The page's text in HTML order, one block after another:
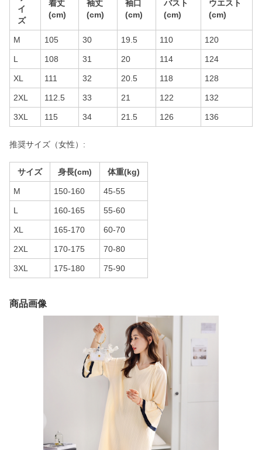
イ
ズ
着丈
(cm)
袖丈
(cm)
袖口
(cm)
バスト
(cm)
ウエスト
(cm)
M 105 30 19.5 110 120
L 108 31 20 114 124
XL 111 32 20.5 118 128
2XL 112.5 33 21 122 132
3XL 115 34 21.5 126 136
推奨サイズ（女性）:
サイズ 身長(cm) 体重(kg)
M 150-160 45-55
L 160-165 55-60
XL 165-170 60-70
2XL 170-175 70-80
3XL 175-180 75-90
商品画像